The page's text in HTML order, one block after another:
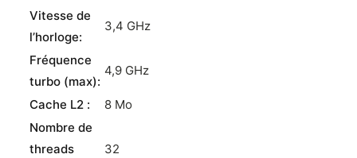
Vitesse de
l’horloge:
3,4 GHz
Fréquence
turbo (max):
4,9 GHz
Cache L2 :
8 Mo
Nombre de
threads
32